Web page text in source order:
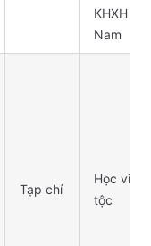
KHXH
Nam
Tạp chí
Học viện
tộc